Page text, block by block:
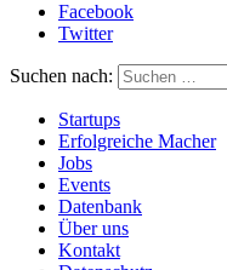
Facebook
Twitter
Suchen nach:
Startups
Erfolgreiche Macher
Jobs
Events
Datenbank
Über uns
Kontakt